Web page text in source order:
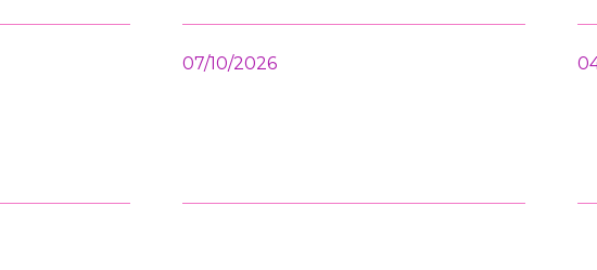
07/10/2026